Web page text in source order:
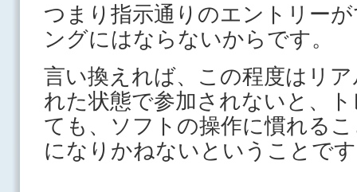
つまり指示通りのエントリー
ングにはならないからです。
言い換えれば、この程度はリ
れた状態で参加されないと、
ても、ソフトの操作に慣れる
になりかねないということで